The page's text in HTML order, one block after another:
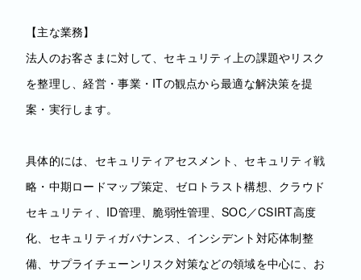
【主な業務】
法人のお客さまに対して、セキュリティ上の課題やリスク
を整理し、経営・事業・ITの観点から最適な解決策を提
案・実行します。
具体的には、セキュリティアセスメント、セキュリティ戦
略・中期ロードマップ策定、ゼロトラスト構想、クラウド
セキュリティ、ID管理、脆弱性管理、SOC／CSIRT高度
化、セキュリティガバナンス、インシデント対応体制整
備、サプライチェーンリスク対策などの領域を中心に、お